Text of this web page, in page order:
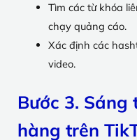
Tìm các từ khóa
chạy quảng cáo.
Xác định các
video.
Bước 3.
hàng trên